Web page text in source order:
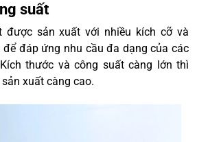
suất
được sản xuất với nhiều kích cỡ và
đáp ứng nhu cầu đa dạng của các
thước và công suất càng lớn thì
xuất càng cao.